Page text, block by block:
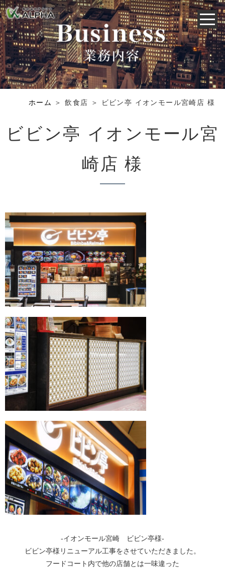
ホーム ＞ 飲食店 ＞ ビビン亭 イオンモール宮崎店 様
ビビン亭 イオンモール宮
崎店 様
-イオンモール宮崎 ビビン亭様-
ビビン亭様リニューアル工事をさせていただきました。
フードコート内で他の店舗とは一味違った